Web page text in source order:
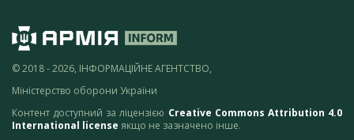
© 2018 - 2026, ІНФОРМАЦІЙНЕ АГЕНТСТВО,
Міністерство оборони України
Контент доступний за ліцензією Creative Commons Attribution 4.0
International license якщо не зазначено інше.